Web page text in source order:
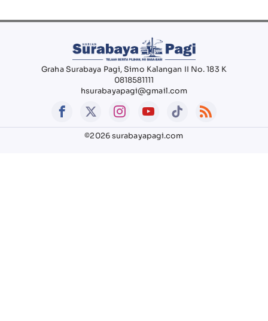
Graha Surabaya Pagi, Simo Kalangan II No. 183 K
0818581111
hsurabayapagi@gmail.com
©2026 surabayapagi.com